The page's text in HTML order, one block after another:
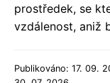
prostředek, se
vzdálenost, aniž
Publikováno: 17. 09.